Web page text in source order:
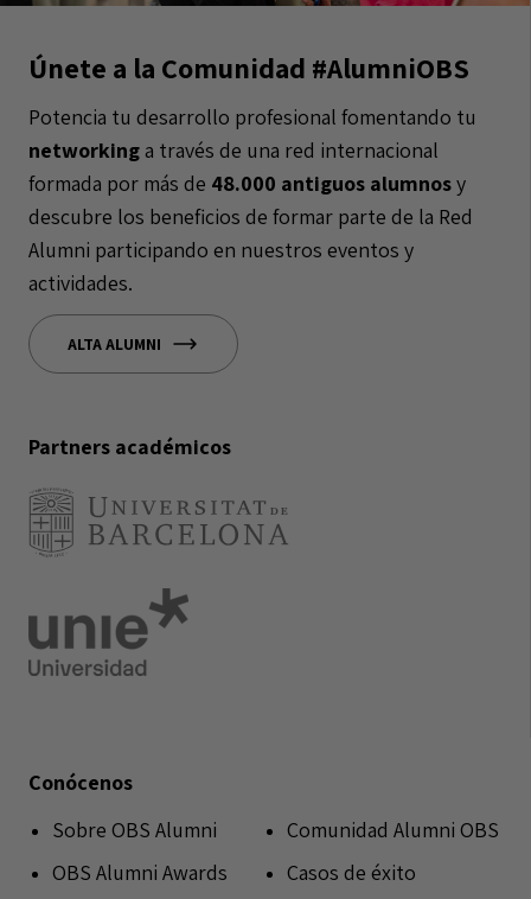
Únete a la Comunidad #AlumniOBS
Potencia tu desarrollo profesional fomentando tu
networkinga través de una red internacional
formada por más de 48.000 antiguos alumnosy
descubre los beneficios de formar parte de la Red
Alumni participando en nuestros eventos y
actividades.
ALTA ALUMNI
Partners académicos
Conócenos
Sobre OBS Alumni
OBS Alumni Awards
Comunidad Alumni OBS
Casos de éxito